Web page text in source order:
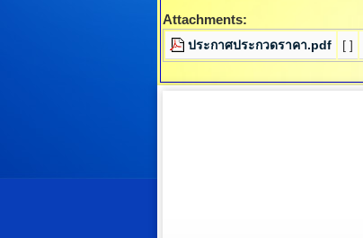
Attachments:
ประกาศประกวดราคา.pdf [ ]